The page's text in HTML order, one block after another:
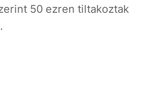
50 ezren tiltakoztak